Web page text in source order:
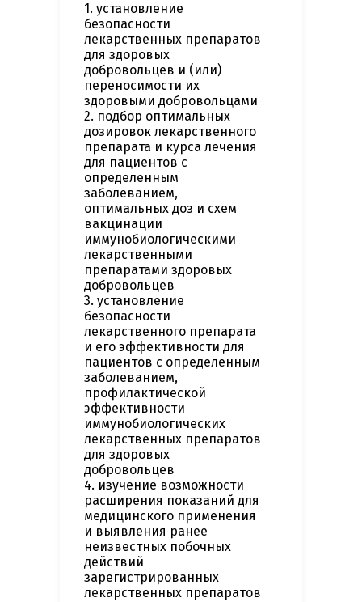
1. установление
безопасности
лекарственных препаратов
для здоровых
добровольцев и (или)
переносимости их
здоровыми добровольцами
2. подбор оптимальных
дозировок лекарственного
препарата и курса лечения
для пациентов с
определенным
заболеванием,
оптимальных доз и схем
вакцинации
иммунобиологическими
лекарственными
препаратами здоровых
добровольцев
3. установление
безопасности
лекарственного препарата
и его эффективности для
пациентов с определенным
заболеванием,
профилактической
эффективности
иммунобиологических
лекарственных препаратов
для здоровых
добровольцев
4. изучение возможности
расширения показаний для
медицинского применения
и выявления ранее
неизвестных побочных
действий
зарегистрированных
лекарственных препаратов